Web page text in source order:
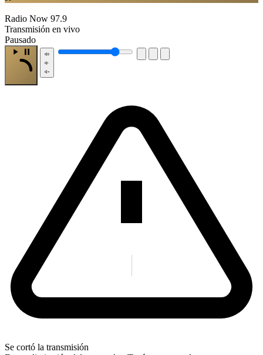
Radio Now 97.9
Transmisión en vivo
Pausado
Se cortó la transmisión